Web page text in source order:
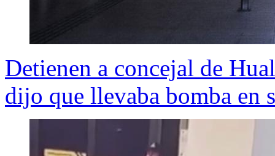
Detienen a concejal de
dijo que llevaba bomba en